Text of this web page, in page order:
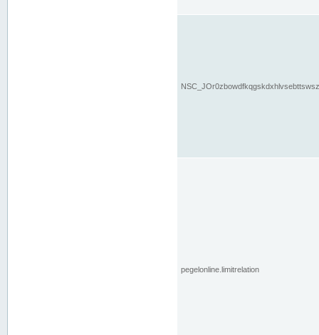
pegelonline.limitrelation